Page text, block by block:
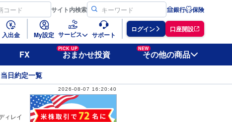
サイト内検索 銀行 保険
入出金 My設定 サービス サポート
ログイン 口座開設
FX
PICK UP
おまかせ投資
NEW
その他の商品
当日約定一覧
2026-08-07 16:20:40
ィレイ